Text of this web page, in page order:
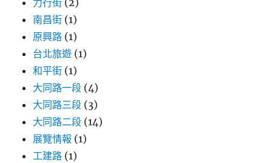
力行街 (2)
南昌街 (1)
原興路 (1)
台北旅遊 (1)
和平街 (1)
大同路一段 (4)
大同路三段 (3)
大同路二段 (14)
展覽情報 (1)
工建路 (1)